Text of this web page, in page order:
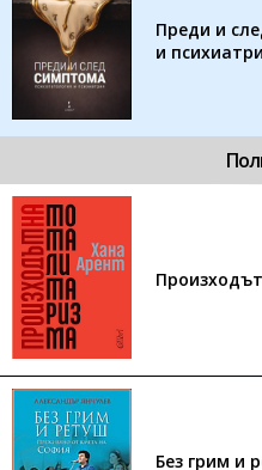
Преди и
и
Без грим и